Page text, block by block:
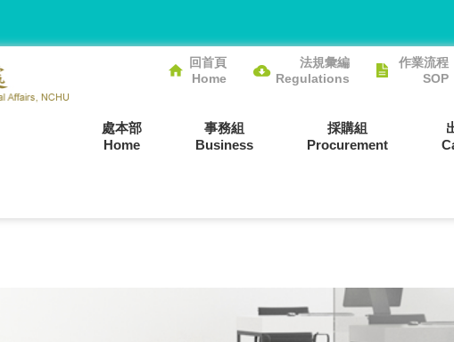
回首頁
Home
法規彙編
Regulations
作業流程
SOP
處本部
Home
事務組
Business
採購組
Procurement